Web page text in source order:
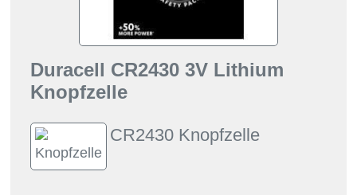
Duracell CR2430 3V Lithium
Knopfzelle
CR2430 Knopfzelle